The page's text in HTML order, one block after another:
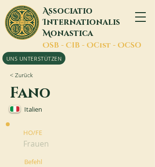
Associatio
Internationalis
Monastica
OSB - CIB - OCist - OCSO
UNS UNTERSTÜTZEN
< Zurück
Fano
Italien
HO/FE
Frauen
Befehl